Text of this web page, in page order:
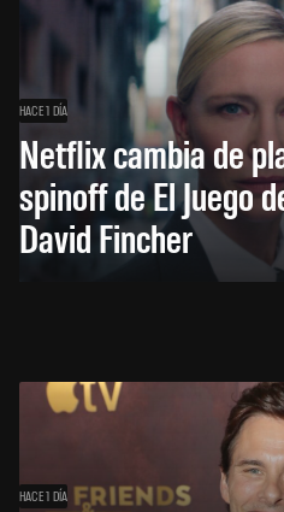
HACE 1 DÍA
Netflix cambia de
spinoff de El Juego
David Fincher
HACE 1 DÍA